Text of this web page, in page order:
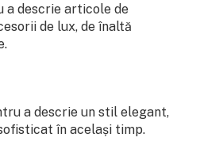
a descrie articole de
de lux, de înaltă
a descrie un stil elegant,
în același timp.